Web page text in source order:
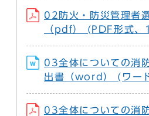
02防火・防災管理者
（pdf） (PDF形式
03全体についての消
出書（word） (ワー
03全体についての消